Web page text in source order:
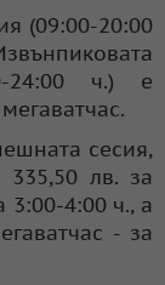
(09:00-20:00
24:00 ч.) е
сесия,
лв. за
3:00-4:00 ч., а
- за